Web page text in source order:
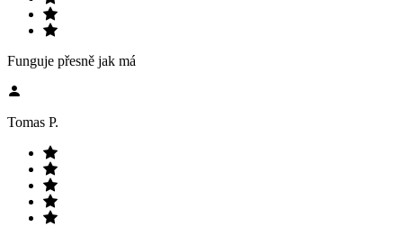
Funguje přesně jak má
Tomas P.